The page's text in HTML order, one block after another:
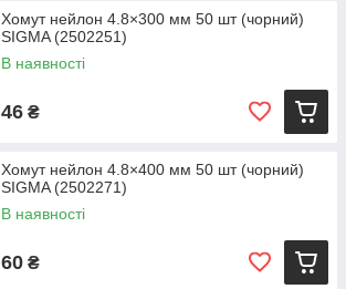
Хомут нейлон 4.8×300 мм 50 шт (чорний)
SIGMA (2502251)
В наявності
46 ₴
Хомут нейлон 4.8×400 мм 50 шт (чорний)
SIGMA (2502271)
В наявності
60 ₴